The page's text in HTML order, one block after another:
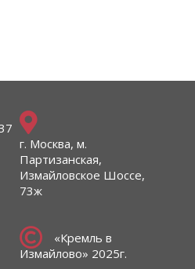
г. Москва, м.
Партизанская,
Измайловское Шоссе,
73ж
«Кремль в
Измайлово» 2025г.